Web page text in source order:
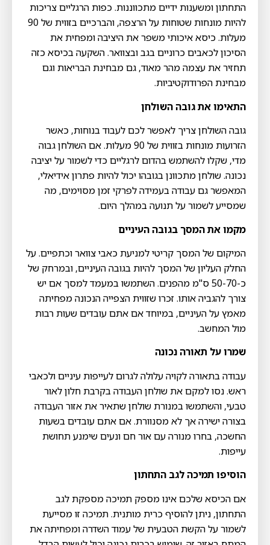
התחתון ומשענות ידיים מתכווננות. כפות הרגליים צריכות
להיות מונחות שטוחות על הרצפה, והברכיים בזווית של 90
מעלות. כיסא איכותי משפר את היציבה ומפחית את
הסיכון לכאבים כרוניים בגב ובצוואר. השקעה בכיסא כזה
תחזיר את עצמה מהר מאוד, גם מבחינת הבריאות וגם
מבחינת הפרודוקטיביות.
התאימו את גובה השולחן
גובה השולחן צריך לאפשר לכם לעבוד בנוחות, כאשר
הזרועות מונחות בזווית של 90 מעלות. אם השולחן גבוה
מדי, שקלו להשתמש בהדום לרגליים כדי לשמור על יציבה
נכונה. שולחן מתכוונן בגובהו יכול להיות פתרון אידיאלי,
המאפשר גם עבודה בעמידה לפרקי זמן מסוימים, מה
שמסייע לשמור על תנועה במהלך היום.
מקמו את המסך בגובה העיניים
המיקום של המסך קריטי למניעת כאבי צוואר וכתפיים. על
החלק העליון של המסך להיות בגובה העיניים, ובמרחק של
כ-50-70 ס"מ מהפנים. השתמשו במעמד למסך אם יש
צורך להגביה אותו. זכרו שזווית הצפייה הנכונה מפחיתה
מאמץ על העיניים, במיוחד אם אתם עובדים שעות רבות
מול המחשב.
שמרו על תאורה נכונה
עבודה בתאורה לקויה עלולה לגרום לעייפות עיניים ולכאבי
ראש. נסו למקם את שולחן העבודה בקרבת חלון לאור
טבעי, והשתמשו במנורת שולחן שתאיר את אזור העבודה
בצורה ישירה אך לא מסנוורת. אם אתם עובדים בשעות
החשכה, בחרו מנורה עם אור חם ונעים שימנע תחושת
עייפות.
הוסיפו תמיכה לגב התחתון
אם הכיסא שלכם אינו מספק תמיכה מספקת לגב
התחתון, ניתן להוסיף כרית מותנית. תמיכה זו מסייעת
לשמור על הקשת הטבעית של עמוד השדרה ומפחיתה את